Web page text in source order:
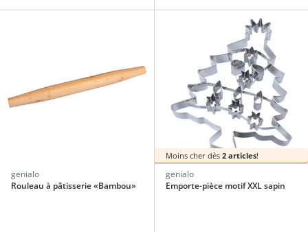
genialo
Rouleau à pâtisserie «Bambou»
Moins cher dès 2 articles!
genialo
Emporte-pièce motif XXL sapin